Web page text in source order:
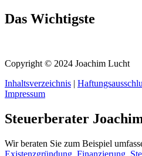
Das Wichtigste
Copyright © 2024 Joachim Lucht
Inhaltsverzeichnis |
Impressum
Steuerberater
Wir beraten Sie zum Beispiel
Existenzgründung Finanzierung